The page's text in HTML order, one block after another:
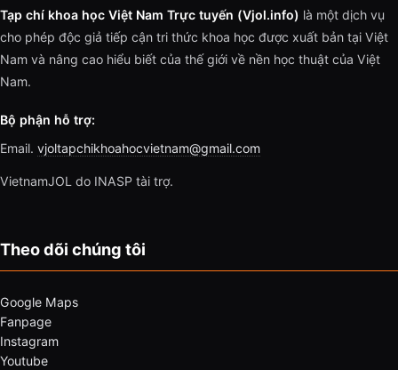
Tạp chí khoa học Việt Nam Trực tuyến (Vjol.info) là một dịch vụ
cho phép độc giả tiếp cận tri thức khoa học được xuất bản tại Việt
Nam và nâng cao hiểu biết của thế giới về nền học thuật của Việt
Nam.
Bộ phận hỗ trợ:
Email. vjoltapchikhoahocvietnam@gmail.com
VietnamJOL do INASP tài trợ.
Theo dõi chúng tôi
Google Maps
Fanpage
Instagram
Youtube